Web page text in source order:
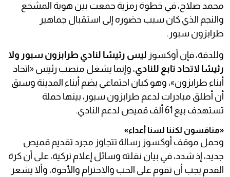
محمد صلاح، في خطوة رمزية جمعت بين هوية المشجع
والنجم الذي كان سبب حضوره إلى استقبال جماهير
طرابزون سبور.
وللدقة، فإن أوكسوز ليس رئيسًا لنادي طرابزون سبور ولا
رئيسًا لاتحاد تابع للنادي، وإنما يشغل منصب رئيس «اتحاد
أبناء طرابزون»، وهو كيان اجتماعي يضم أبناء المدينة وسبق
أن أطلق مبادرات لدعم طرابزون سبور، بينها حملة
تستهدف بيع 61 ألف قميص لدعم النادي.
«منافسون لكننا لسنا أعداء»
وحمل موقف أوكسوز رسالة تتجاوز مجرد تقديم قميص
جديد، إذ شدد، في بيان نقلته وسائل إعلام تركية، على أن كرة
القدم يجب أن تقوم على الحب والاحترام والأخوة، وألا يشعر